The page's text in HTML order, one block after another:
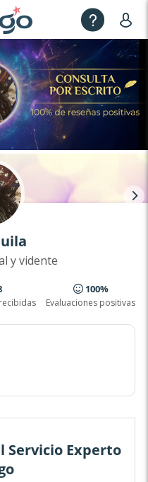
y vidente
100%
Evaluaciones positivas
Servicio Experto